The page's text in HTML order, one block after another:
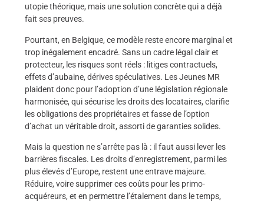
utopie théorique, mais une solution concrète qui a déjà
fait ses preuves.
Pourtant, en Belgique, ce modèle reste encore marginal et
trop inégalement encadré. Sans un cadre légal clair et
protecteur, les risques sont réels : litiges contractuels,
effets d’aubaine, dérives spéculatives. Les Jeunes MR
plaident donc pour l’adoption d’une législation régionale
harmonisée, qui sécurise les droits des locataires, clarifie
les obligations des propriétaires et fasse de l’option
d’achat un véritable droit, assorti de garanties solides.
Mais la question ne s’arrête pas là : il faut aussi lever les
barrières fiscales. Les droits d’enregistrement, parmi les
plus élevés d’Europe, restent une entrave majeure.
Réduire, voire supprimer ces coûts pour les primo-
acquéreurs, et en permettre l’étalement dans le temps,